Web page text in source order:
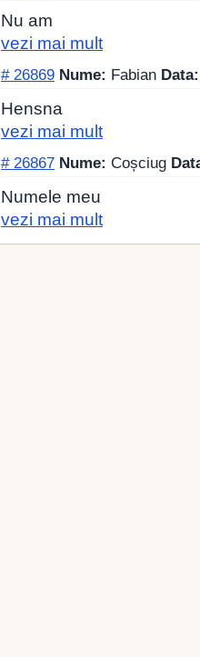
Nu am
vezi mai mult
# 26869 Nume: Fabian Data:
Hensna
vezi mai mult
# 26867 Nume: Coșciug
Numele meu
vezi mai mult